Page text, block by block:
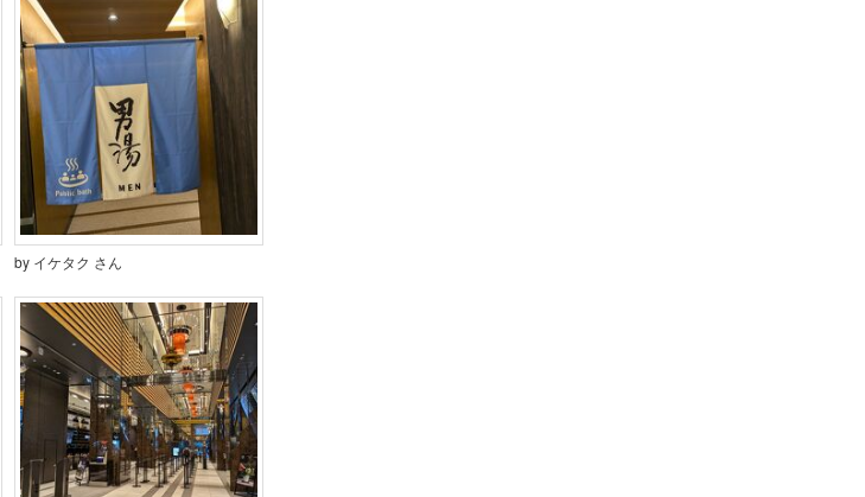
by イケタク さん